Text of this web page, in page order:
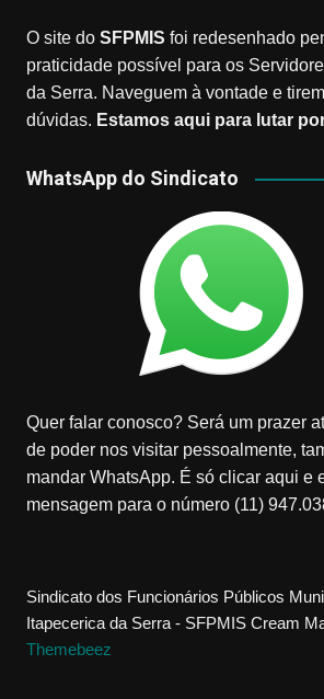
O site do SFPMIS foi redesenhado
praticidade possível para os
da Serra. Naveguem à vontade e
dúvidas. Estamos aqui para lutar
WhatsApp do Sindicato
Quer falar conosco? Será um prazer
de poder nos visitar pessoalmente,
mandar WhatsApp. É só clicar aqui e
mensagem para o número (11)
Sindicato dos Funcionários Públicos
Itapecerica da Serra - SFPMISCream
Themebeez